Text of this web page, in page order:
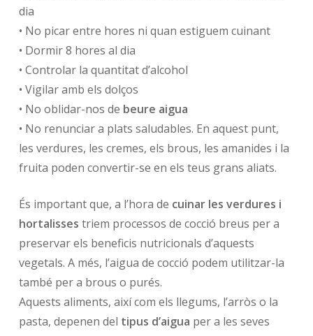
dia
• No picar entre hores ni quan estiguem cuinant
• Dormir 8 hores al dia
• Controlar la quantitat d’alcohol
• Vigilar amb els dolços
• No oblidar-nos de beure aigua
• No renunciar a plats saludables. En aquest punt,
les verdures, les cremes, els brous, les amanides i la
fruita poden convertir-se en els teus grans aliats.
És important que, a l’hora de cuinar les verdures i
hortalisses triem processos de cocció breus per a
preservar els beneficis nutricionals d’aquests
vegetals. A més, l’aigua de cocció podem utilitzar-la
també per a brous o purés.
Aquests aliments, així com els llegums, l’arròs o la
pasta, depenen del tipus d’aigua per a les seves